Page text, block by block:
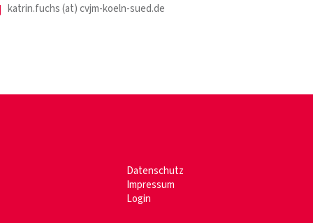
katrin.fuchs (at) cvjm-koeln-sued.de
Datenschutz
Impressum
Login